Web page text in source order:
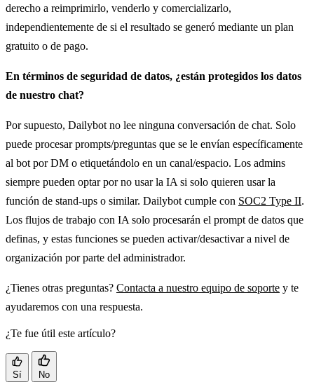
derecho a reimprimirlo, venderlo y comercializarlo,
independientemente de si el resultado se generó mediante un plan
gratuito o de pago.
En términos de seguridad de datos, ¿están protegidos los datos
de nuestro chat?
Por supuesto, Dailybot no lee ninguna conversación de chat. Solo
puede procesar prompts/preguntas que se le envían específicamente
al bot por DM o etiquetándolo en un canal/espacio. Los admins
siempre pueden optar por no usar la IA si solo quieren usar la
función de stand-ups o similar. Dailybot cumple con SOC2 Type II.
Los flujos de trabajo con IA solo procesarán el prompt de datos que
definas, y estas funciones se pueden activar/desactivar a nivel de
organización por parte del administrador.
¿Tienes otras preguntas? Contacta a nuestro equipo de soporte y te
ayudaremos con una respuesta.
¿Te fue útil este artículo?
Sí No